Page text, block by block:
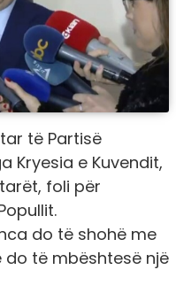
të Partisë
Kryesia e Kuvendit,
foli për
do të shohë me
të mbështesë një